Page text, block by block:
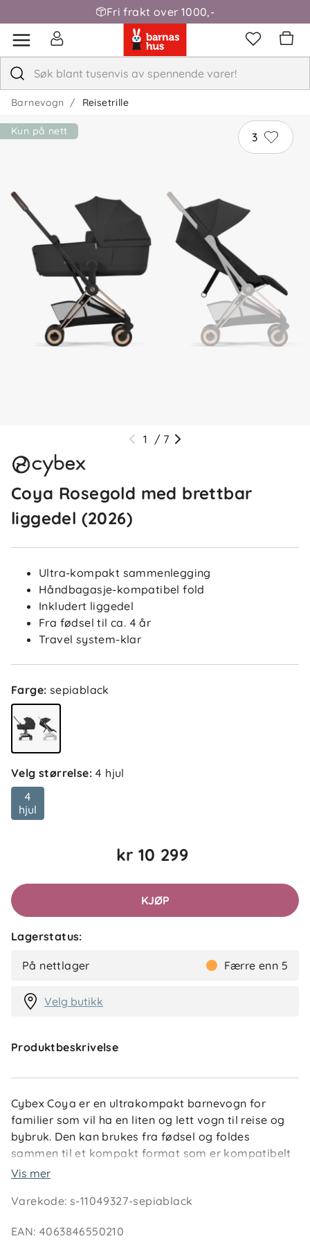
Fri frakt over 1000,-
Barnevogn Reisetrille
3
Kun på nett
1 / 7
Coya Rosegold med brettbar
liggedel (2026)
Ultra-kompakt sammenlegging
Håndbagasje-kompatibel fold
Inkludert liggedel
Fra fødsel til ca. 4 år
Travel system-klar
Farge: sepiablack
Velg størrelse: 4 hjul
4
hjul
kr 10 299
KJØP
Lagerstatus:
På nettlager Færre enn 5
Velg butikk
Produktbeskrivelse
Cybex Coya er en ultrakompakt barnevogn for
familier som vil ha en liten og lett vogn til reise og
bybruk. Den kan brukes fra fødsel og foldes
sammen til et kompakt format som er kompatibelt
med håndbagasje.
Ryggstøtten kan legges helt ned til en ergonomisk
underveis. Vognen har også justerbar fotstøtte og
Vis mer
Varekode:s-11049327-sepiablack
EAN: 4063846550210